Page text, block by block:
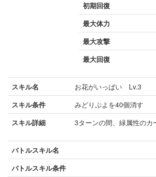
初期回復
最大体力
最大攻撃
最大回復
スキル名
お花がいっぱい Lv.3
スキル条件
みどりぷよを40個消す
スキル詳細
3ターンの間、緑属性の
バトルスキル名
バトルスキル条件